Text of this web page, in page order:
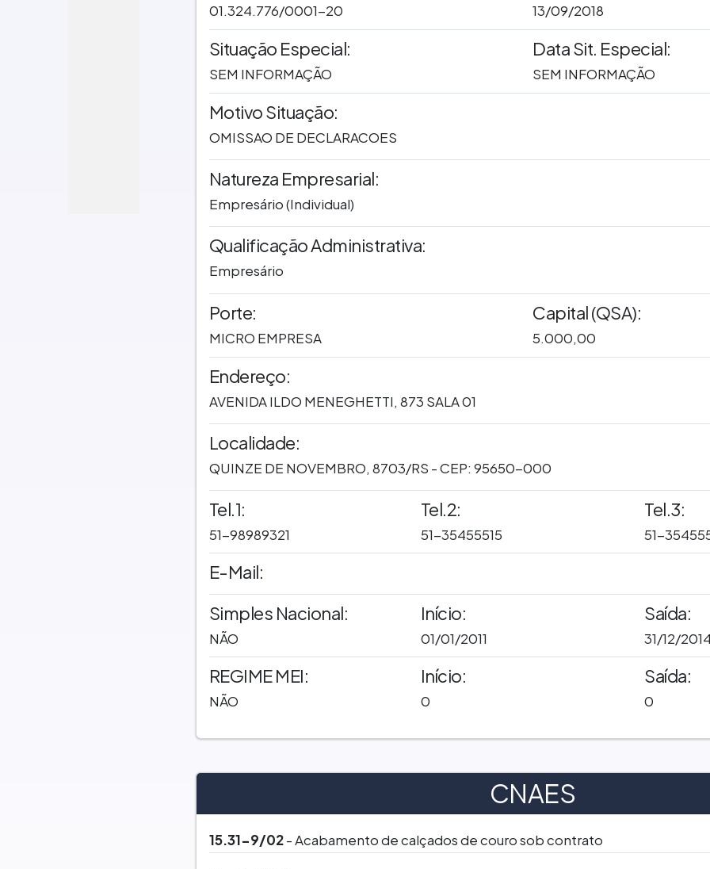
01.324.776/0001-20 13/09/2018
Situação Especial:
SEM INFORMAÇÃO
Data Sit. Especial:
SEM INFORMAÇÃO
Motivo Situação:
OMISSAO DE DECLARACOES
Natureza Empresarial:
Empresário (Individual)
Qualificação Administrativa:
Empresário
Porte:
MICRO EMPRESA
Capital (QSA):
5.000,00
Endereço:
AVENIDA ILDO MENEGHETTI, 873 SALA 01
Localidade:
QUINZE DE NOVEMBRO, 8703/RS - CEP: 95650-000
Tel.1:
51-98989321
Tel.2:
51-35455515
Tel.3:
51-
E-Mail:
Simples Nacional:
NÃO
Início:
01/01/2011
Saída:
31/12/
REGIME MEI:
NÃO
Início:
0
Saída:
0
CNAES
15.31-9/02- Acabamento de calçados de couro sob contrato